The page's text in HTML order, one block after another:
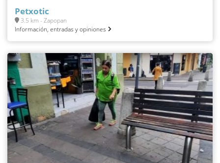
Petxotic
3.5 km - Zapopan
Información, entradas y opiniones